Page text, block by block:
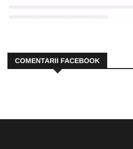
COMENTARII FACEBOOK